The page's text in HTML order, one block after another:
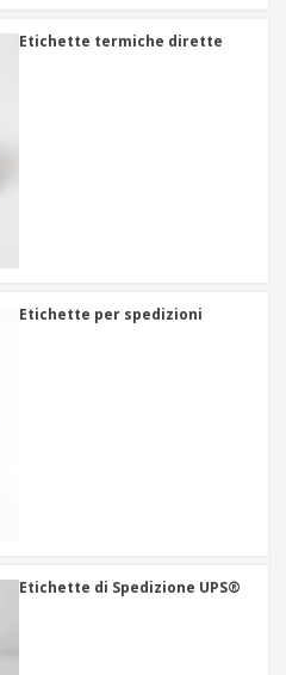
Etichette termiche dirette
Etichette per spedizioni
Etichette di Spedizione UPS®